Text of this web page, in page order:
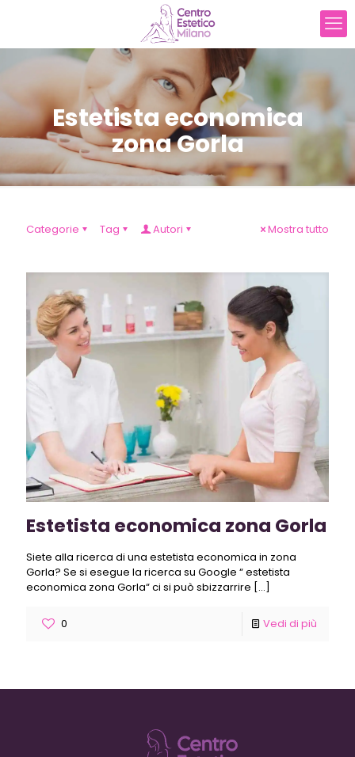
Estetista economica
zona Gorla
Categorie Tag Autori Mostra tutto
Estetista economica zona Gorla
Siete alla ricerca di una estetista economica in zona
Gorla? Se si esegue la ricerca su Google “ estetista
economica zona Gorla“ ci si può sbizzarrire […]
0 Vedi di più